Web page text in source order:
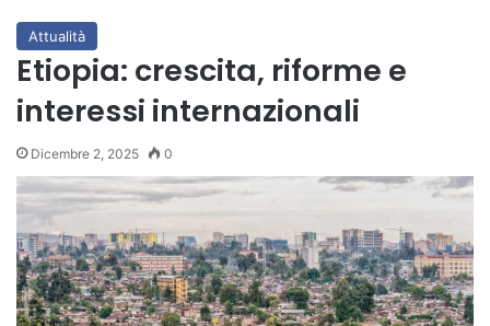
Attualità
Etiopia: crescita, riforme e
interessi internazionali
Dicembre 2, 2025 0